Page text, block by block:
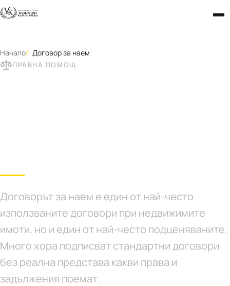
Начало Договор за наем
ПРАВНА ПОМОЩ
Договорът за наем е един от най-често
използваните договори при недвижимите
имоти, но и един от най-често подценяваните.
Много хора подписват стандартни договори
без реална представа какви права и
задължения поемат.